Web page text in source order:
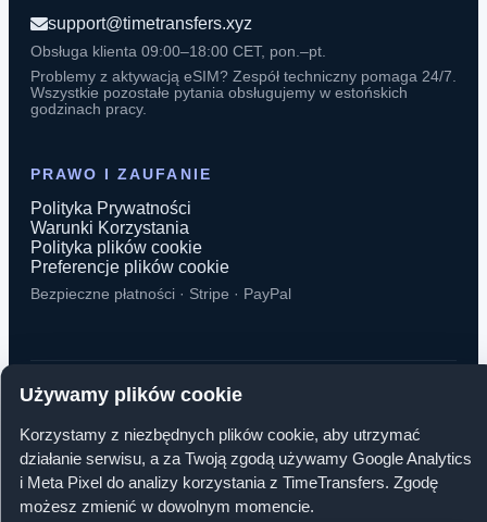
Używamy plików cookie
Korzystamy z niezbędnych plików cookie, aby utrzymać
działanie serwisu, a za Twoją zgodą używamy Google Analytics
i Meta Pixel do analizy korzystania z TimeTransfers. Zgodę
możesz zmienić w dowolnym momencie.
support@timetransfers.xyz
Obsługa klienta 09:00–18:00 CET, pon.–pt.
Problemy z aktywacją eSIM? Zespół techniczny pomaga 24/7.
Wszystkie pozostałe pytania obsługujemy w estońskich
godzinach pracy.
PRAWO I ZAUFANIE
Polityka Prywatności
Warunki Korzystania
Polityka plików cookie
Preferencje plików cookie
Bezpieczne płatności · Stripe · PayPal
© 2026 TimeTransfers. Wszelkie prawa zastrzeżone.
TimeTransfers OÜ · Erika tn 14-208, 10416 Tallinn, Estonia